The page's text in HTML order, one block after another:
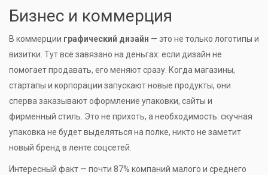
Бизнес и коммерция
В коммерции графический дизайн — это не только логотипы и
визитки. Тут всё завязано на деньгах: если дизайн не
помогает продавать, его меняют сразу. Когда магазины,
стартапы и корпорации запускают новые продукты, они
сперва заказывают оформление упаковки, сайты и
фирменный стиль. Это не прихоть, а необходимость: скучная
упаковка не будет выделяться на полке, никто не заметит
новый бренд в ленте соцсетей.
Интересный факт — почти 87% компаний малого и среднего